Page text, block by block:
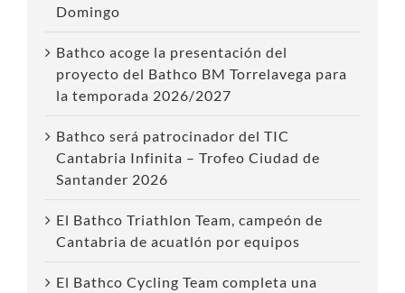
Domingo
Bathco acoge la presentación del
proyecto del Bathco BM Torrelavega para
la temporada 2026/2027
Bathco será patrocinador del TIC
Cantabria Infinita – Trofeo Ciudad de
Santander 2026
El Bathco Triathlon Team, campeón de
Cantabria de acuatlón por equipos
El Bathco Cycling Team completa una